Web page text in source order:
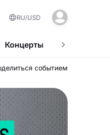
RU USD
Концерты
событием